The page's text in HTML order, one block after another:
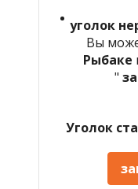
уголок
Вы
Рыбаке
"
Уголок